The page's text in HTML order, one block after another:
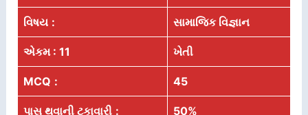
વિષય : સામાજિક વિજ્ઞાન
એકમ : 11 ખેતી
MCQ : 45
પાસ થવાની ટકાવારી : 50%